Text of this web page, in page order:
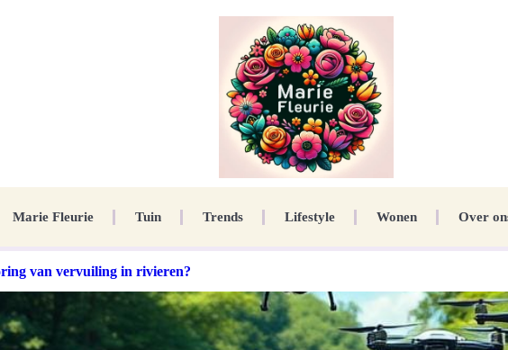
Marie Fleurie Tuin Trends Lifestyle Wonen Over
van vervuiling in rivieren?